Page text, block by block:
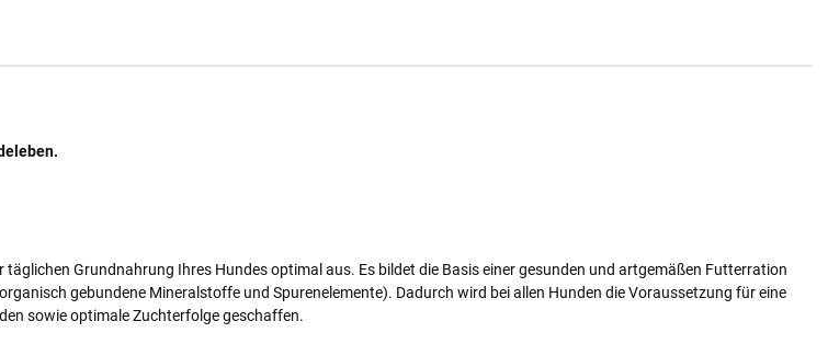
Grundnahrung Ihres Hundes optimal aus. Es bildet die Basis einer gesunden und artgemäßen Futterration
gebundene Mineralstoffe und Spurenelemente). Dadurch wird bei allen Hunden die Voraussetzung für eine
sowie optimale Zuchterfolge geschaffen.